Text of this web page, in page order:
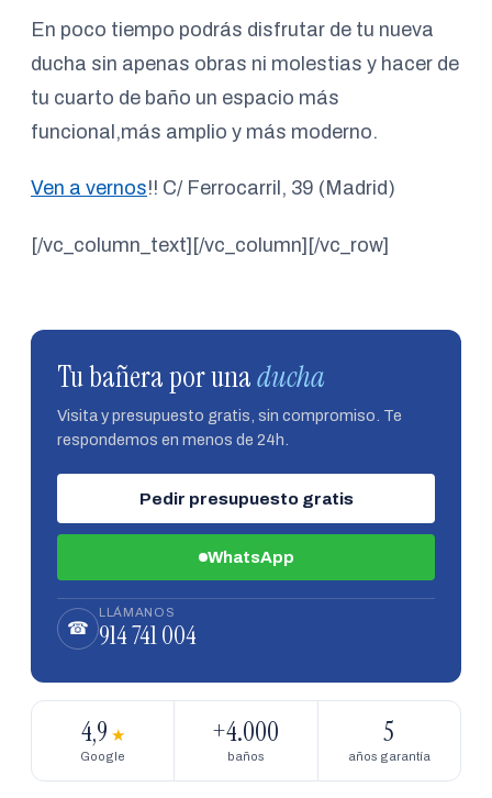
En poco tiempo podrás disfrutar de tu nueva
ducha sin apenas obras ni molestias y hacer de
tu cuarto de baño un espacio más
funcional,más amplio y más moderno.
Ven a vernos!! C/ Ferrocarril, 39 (Madrid)
[/vc_column_text][/vc_column][/vc_row]
Tu bañera por unaducha
Visita y presupuesto gratis, sin compromiso. Te
respondemos en menos de 24h.
Pedir presupuesto gratis
WhatsApp
☎
LLÁMANOS
914 741 004
4,9 ★
Google
+4.000
baños
5
años garantía